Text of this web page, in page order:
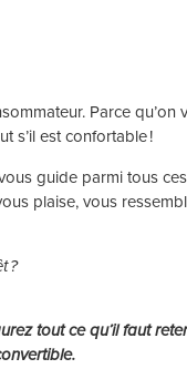
Parce qu’on
s’il est confortable !
guide parmi tous ces
plaise, vous
?
tout ce qu’il faut